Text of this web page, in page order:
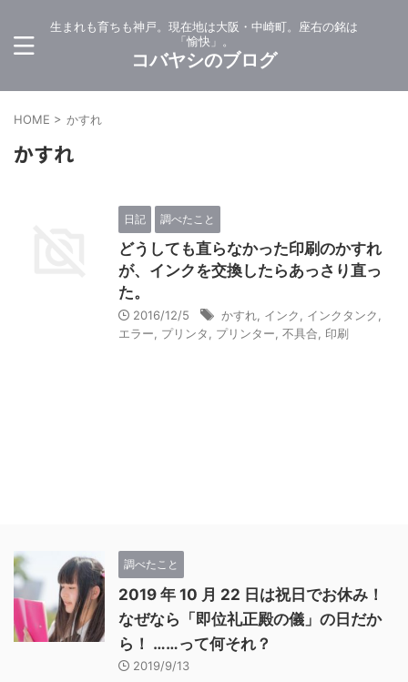
生まれも育ちも神戸。現在地は大阪・中崎町。座右の銘は
「愉快」。
コバヤシのブログ
HOME > かすれ
かすれ
日記 調べたこと
どうしても直らなかった印刷のかすれ
が、インクを交換したらあっさり直っ
た。
2016/12/5 かすれ インク インクタンク
エラー
プリンタ プリンター 不具合 印刷
調べたこと
2019 年 10 月 22 日は祝日でお休み！
なぜなら「即位礼正殿の儀」の日だか
ら！ ……って何それ？
2019/9/13